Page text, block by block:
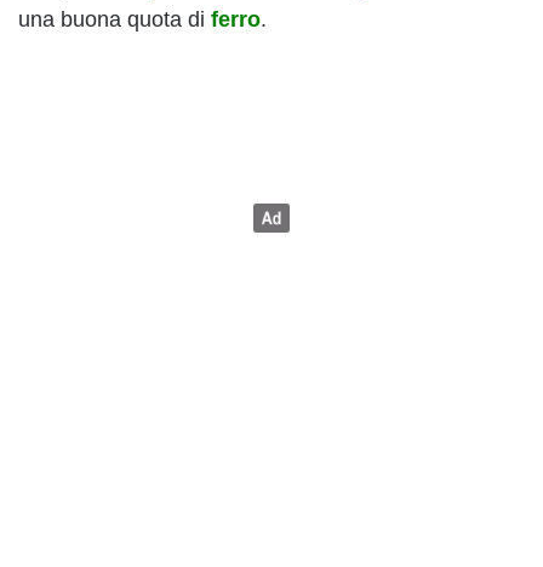
una buona quota di ferro.